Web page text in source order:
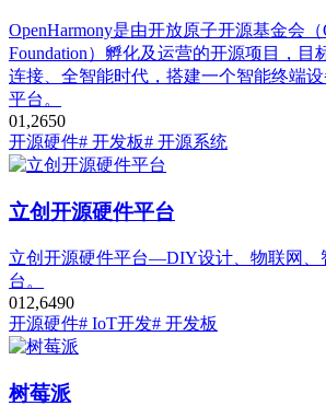
OpenHarmony是由开放原子开源基金会（
Foundation）孵化及运营的开源项目，目
连接、全智能时代，搭建一个智能终端
平台。
01,2650
开源硬件# 开发板# 开源系统
立创开源硬件平台
立创开源硬件平台—DIY设计、物联网、
台。
012,6490
开源硬件# IoT开发# 开发板
树莓派